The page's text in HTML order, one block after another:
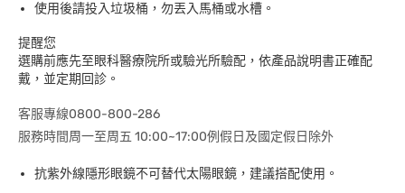
使用後請投入垃圾桶，勿丟入馬桶或水槽。
提醒您
選購前應先至眼科醫療院所或驗光所驗配，依產品說明書正確配
戴，並定期回診。
客服專線0800-800-286
服務時間周一至周五 10:00~17:00例假日及國定假日除外
抗紫外線隱形眼鏡不可替代太陽眼鏡，建議搭配使用。